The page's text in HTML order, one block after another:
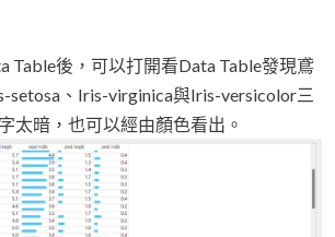
Table後，可以打開看Data Table發現鳶
setosa、Iris-virginica與Iris-versicolor三
太暗，也可以經由顏色看出。